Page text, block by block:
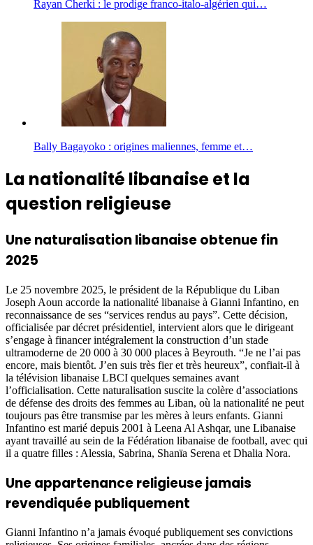
Rayan Cherki : le prodige franco-italo-algérien qui…
Bally Bagayoko : origines maliennes, femme et…
La nationalité libanaise et la
question religieuse
Une naturalisation libanaise obtenue fin
2025
Le 25 novembre 2025, le président de la République du Liban
Joseph Aoun accorde la nationalité libanaise à Gianni Infantino, en
reconnaissance de ses “services rendus au pays”. Cette décision,
officialisée par décret présidentiel, intervient alors que le dirigeant
s’engage à financer intégralement la construction d’un stade
ultramoderne de 20 000 à 30 000 places à Beyrouth. “Je ne l’ai pas
encore, mais bientôt. J’en suis très fier et très heureux”, confiait-il à
la télévision libanaise LBCI quelques semaines avant
l’officialisation. Cette naturalisation suscite la colère d’associations
de défense des droits des femmes au Liban, où la nationalité ne peut
toujours pas être transmise par les mères à leurs enfants. Gianni
Infantino est marié depuis 2001 à Leena Al Ashqar, une Libanaise
ayant travaillé au sein de la Fédération libanaise de football, avec qui
il a quatre filles : Alessia, Sabrina, Shanïa Serena et Dhalia Nora.
Une appartenance religieuse jamais
revendiquée publiquement
Gianni Infantino n’a jamais évoqué publiquement ses convictions